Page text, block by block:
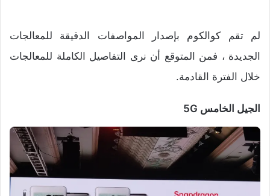
لم تقم كوالكوم بإصدار المواصفات الدقيقة للمعالجات
الجديدة ، فمن المتوقع أن نرى التفاصيل الكاملة للمعالجات
خلال الفترة القادمة.
الجيل الخامس 5G